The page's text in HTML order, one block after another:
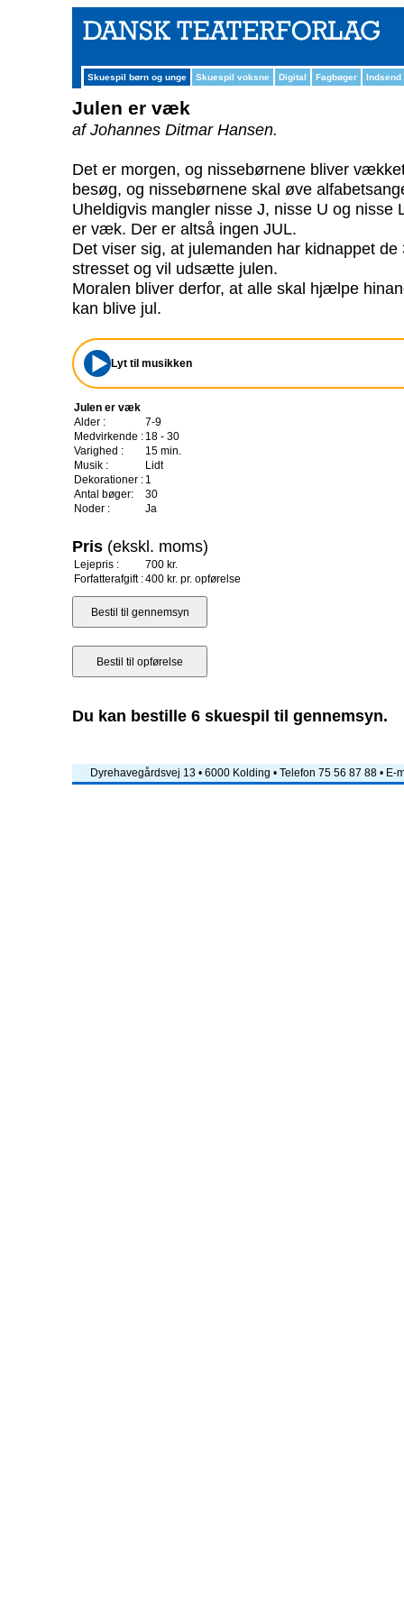
Skuespil børn og unge Skuespil voksne Digital Fagbøger Indsend
Julen er væk
af Johannes Ditmar Hansen.
Det er morgen, og nissebørnene bliver
besøg, og nissebørnene skal øve
Uheldigvis mangler nisse J, nisse U og nisse
er væk. Der er altså ingen JUL.
Det viser sig, at julemanden har kidnappet
stresset og vil udsætte julen.
Moralen bliver derfor, at alle skal hjælpe
kan blive jul.
Lyt til musikken
Julen er væk
Alder :
7-9
Medvirkende : 18 - 30
Varighed :
15 min.
Musik :
Lidt
Dekorationer : 1
Antal bøger:
30
Noder :
Ja
Pris (ekskl. moms)
Lejepris :
700 kr.
Forfatterafgift :400 kr. pr. opførelse
Du kan bestille 6 skuespil til gennemsyn.
Dyrehavegårdsvej 13 • 6000 Kolding • Telefon 75 56 87 88 • E-